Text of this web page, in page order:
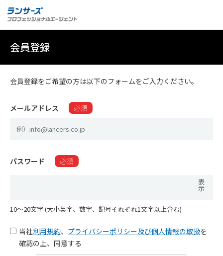
会員登録
会員登録をご希望の方は以下のフォームをご入力ください。
メールアドレス 必須
パスワード 必須
表
示
10〜20文字 (大小英字、数字、記号それぞれ1文字以上含む)
当社利用規約、 プライバシーポリシー及び個人情報の取扱を
確認の上、同意する